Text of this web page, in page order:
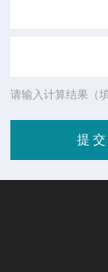
请输入计算结果（